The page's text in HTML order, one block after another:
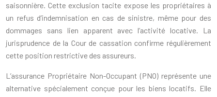
saisonnière. Cette exclusion tacite expose les propriétaires à
un refus d’indemnisation en cas de sinistre, même pour des
dommages sans lien apparent avec l’activité locative. La
jurisprudence de la Cour de cassation confirme régulièrement
cette position restrictive des assureurs.
L’assurance Propriétaire Non-Occupant (PNO) représente une
alternative spécialement conçue pour les biens locatifs. Elle